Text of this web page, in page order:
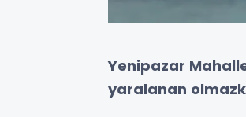
Yenipazar
yaralanan